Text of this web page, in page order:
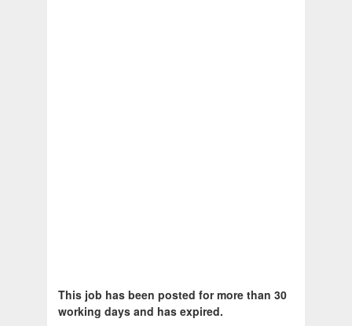
This job has been posted for more than 30
working days and has expired.